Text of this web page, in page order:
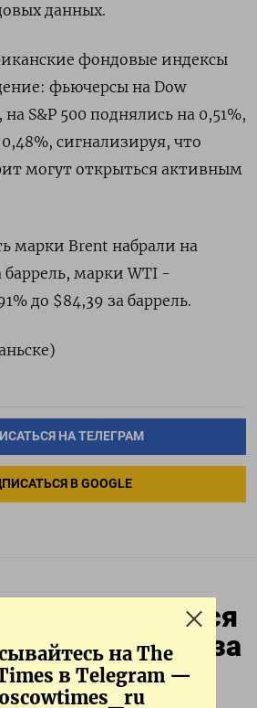
на The
в Telegram —
данных.
фондовые индексы
фьючерсы на Dow
S&P 500 поднялись на 0,51%,
сигнализируя, что
могут открыться активным
марки Brent набрали на
баррель, марки WTI -
до $84,39 за баррель.
НА ТЕЛЕГРАМ
В GOOGLE
каршеринг из-за
личными